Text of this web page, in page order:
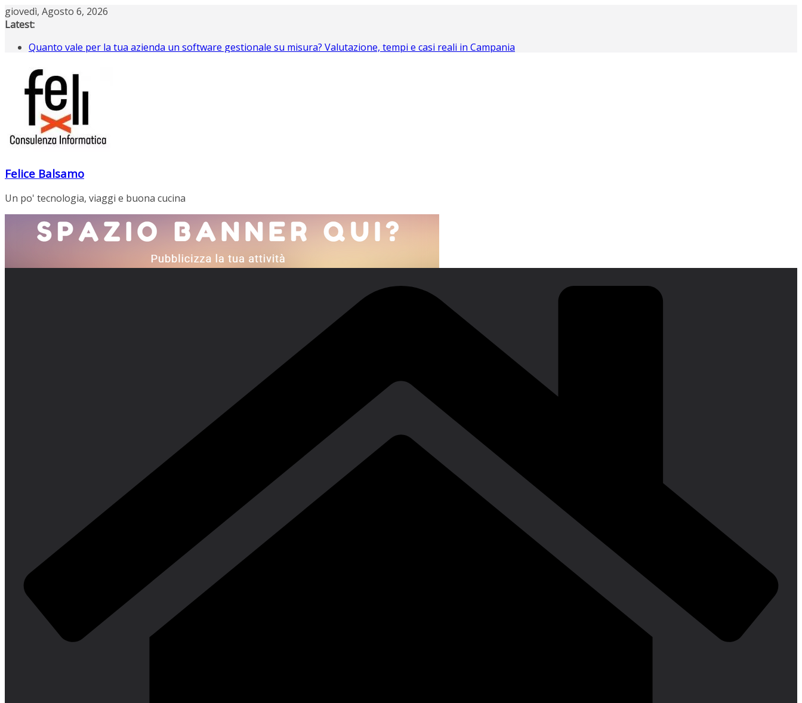
Salta
al
giovedì, Agosto 6, 2026
Latest:
Quanto vale per la tua azienda un software gestionale su misura? Valutazione, tempi e casi reali in Campania
Rimettere in funzione un sito WordPress abbandonato in Campania
Gestione siti WordPress Napoli e Campania
Controllo operativo e risparmio: valutare un software gestionale su misura per PMI in Campania
Felice Balsamo
Un po' tecnologia, viaggi e buona cucina